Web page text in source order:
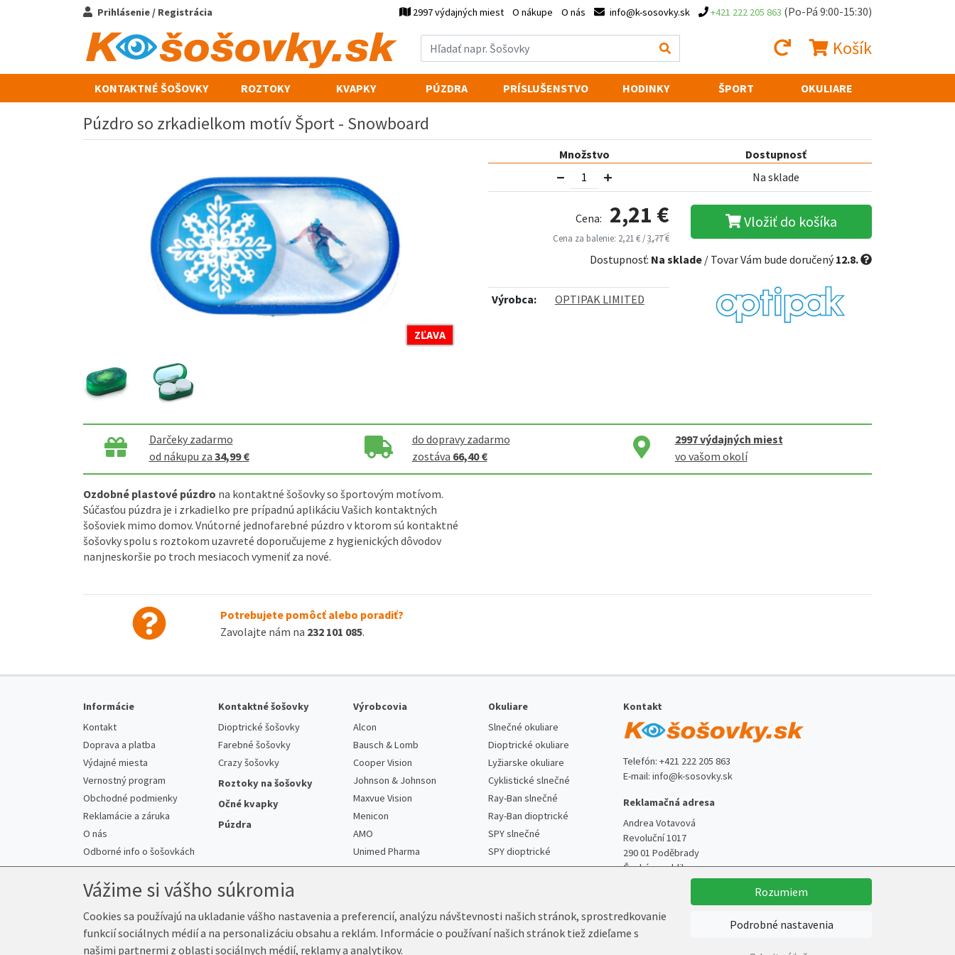
Prihlásenie / Registrácia 2997 výdajných miest O nákupe O nás info@k-sosovky.sk +421 222 205 863 (Po-Pá 9:00-15:30)
Košík
KONTAKTNÉ ŠOŠOVKY ROZTOKY KVAPKY PÚZDRA PRÍSLUŠENSTVO HODINKY ŠPORT OKULIARE
Púzdro so zrkadielkom motív Šport - Snowboard
ZĽAVA
Množstvo
Dostupnosť
Na sklade
Cena: 2,21 €
Cena za balenie: 2,21 € /3,77 €
Vložiť do košíka
Dostupnosť: Na sklade / Tovar Vám bude doručený12.8.
Výrobca: OPTIPAK LIMITED
Darčeky zadarmo
od nákupu za 34,99 €
do dopravy zadarmo
zostáva 66,40 €
2997výdajných miest
vo vašom okolí
Ozdobné plastové púzdro na kontaktné šošovky so športovým motívom.
Súčasťou púzdra je i zrkadielko pre prípadnú aplikáciu Vašich kontaktných
šošoviek mimo domov. Vnútorné jednofarebné púzdro v ktorom sú kontaktné
šošovky spolu s roztokom uzavreté doporučujeme z hygienických dôvodov
nanjneskoršie po troch mesiacoch vymeniť za nové.
Potrebujete pomôcť alebo poradiť?
Zavolajte nám na 232 101 085.
Informácie
Kontakt
Doprava a platba
Výdajné miesta
Vernostný program
Obchodné podmienky
Reklamácie a záruka
O nás
Odborné info o šošovkách
Kontaktné šošovky
Dioptrické šošovky
Farebné šošovky
Crazy šošovky
Roztoky na šošovky
Očné kvapky
Púzdra
Výrobcovia
Alcon
Bausch & Lomb
Cooper Vision
Johnson & Johnson
Maxvue Vision
Menicon
AMO
Unimed Pharma
Okuliare
Slnečné okuliare
Dioptrické okuliare
Lyžiarske okuliare
Cyklistické slnečné
Ray-Ban slnečné
Ray-Ban dioptrické
SPY slnečné
SPY dioptrické
Kontakt
Telefón: +421 222 205 863
E-mail: info@k-sosovky.sk
Reklamačná adresa
Andrea Votavová
Revoluční 1017
290 01 Poděbrady
Česká republika
© 2026 K-Šošovky.sk
Vážime si vášho súkromia
Cookies sa používajú na ukladanie vášho nastavenia a preferencií, analýzu návštevnosti našich stránok, sprostredkovanie
funkcií sociálnych médií a na personalizáciu obsahu a reklám. Informácie o používaní našich stránok tiež zdieľame s
našimi partnermi z oblasti sociálnych médií, reklamy a analytikov.
Rozumiem
Podrobné nastavenia